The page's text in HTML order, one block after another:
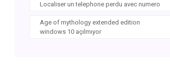
Localiser un telephone perdu avec numero
Age of mythology extended edition
windows 10 açılmıyor